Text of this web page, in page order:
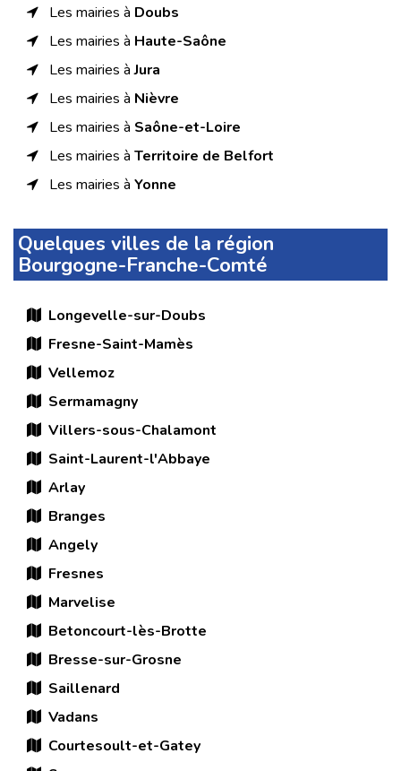
Les mairies à Doubs
Les mairies à Haute-Saône
Les mairies àJura
Les mairies à Nièvre
Les mairies à Saône-et-Loire
Les mairies à Territoire de Belfort
Les mairies à Yonne
Quelques villes de la région
Bourgogne-Franche-Comté
Longevelle-sur-Doubs
Fresne-Saint-Mamès
Vellemoz
Sermamagny
Villers-sous-Chalamont
Saint-Laurent-l'Abbaye
Arlay
Branges
Angely
Fresnes
Marvelise
Betoncourt-lès-Brotte
Bresse-sur-Grosne
Saillenard
Vadans
Courtesoult-et-Gatey